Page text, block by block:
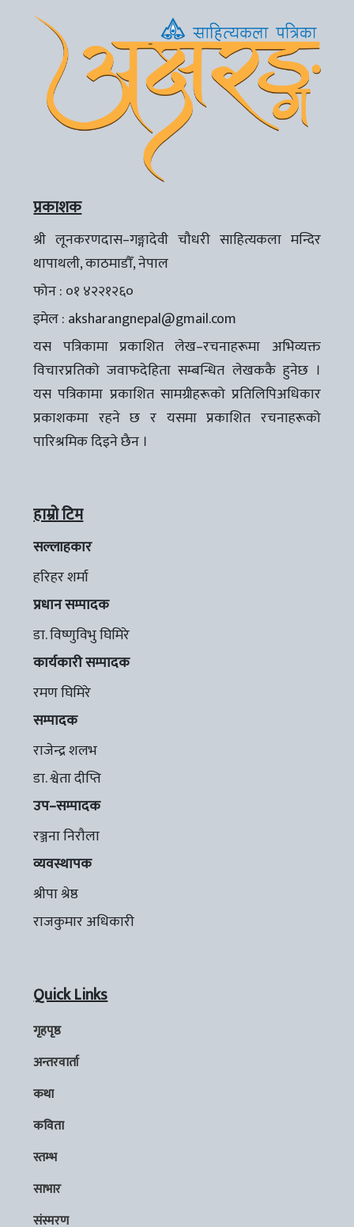
प्रकाशक
श्री लूनकरणदास–गङ्गादेवी चौधरी साहित्यकला मन्दिर
थापाथली, काठमाडौँ, नेपाल
फोन : ०१ ४२२१२६०
इमेल : aksharangnepal@gmail.com
यस पत्रिकामा प्रकाशित लेख–रचनाहरूमा अभिव्यक्त
विचारप्रतिको जवाफदेहिता सम्बन्धित लेखककै हुनेछ ।
यस पत्रिकामा प्रकाशित सामग्रीहरूको प्रतिलिपिअधिकार
प्रकाशकमा रहने छ र यसमा प्रकाशित रचनाहरूको
पारिश्रमिक दिइने छैन ।
हाम्रो टिम
सल्लाहकार
हरिहर शर्मा
प्रधान सम्पादक
डा. विष्णुविभु घिमिरे
कार्यकारी सम्पादक
रमण घिमिरे
सम्पादक
राजेन्द्र शलभ
डा. श्वेता दीप्ति
उप–सम्पादक
रञ्जना निरौला
व्यवस्थापक
श्रीपा श्रेष्ठ
राजकुमार अधिकारी
Quick Links
गृहपृष्ठ
अन्तरवार्ता
कथा
कविता
स्तम्भ
साभार
संस्मरण